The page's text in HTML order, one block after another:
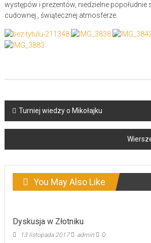
występów i prezentów, niedzielne popołudnie
cudownej , świątecznej atmosferze.
Post
navigation
Turniej wiedzy o Mikołajku
You May Also Like
Dyskusja w Złotniku
13 listopada 2017 admin 0